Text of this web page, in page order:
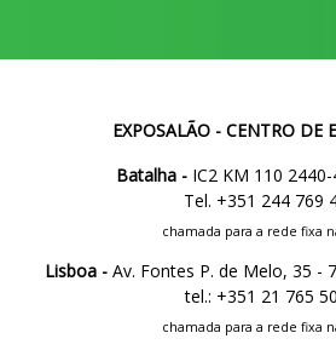
EXPOSALÃO - CENTRO DE
Batalha -IC2 KM 110
Tel. +351 244 769
chamada para a rede fixa
Lisboa - Av. Fontes P. de Melo, 35 -
tel.: +351 21 765
chamada para a rede fixa